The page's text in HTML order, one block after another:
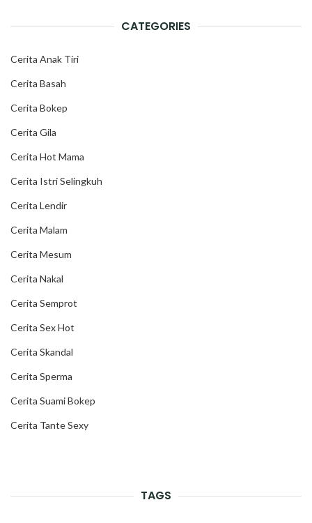
CATEGORIES
Cerita Anak Tiri
Cerita Basah
Cerita Bokep
Cerita Gila
Cerita Hot Mama
Cerita Istri Selingkuh
Cerita Lendir
Cerita Malam
Cerita Mesum
Cerita Nakal
Cerita Semprot
Cerita Sex Hot
Cerita Skandal
Cerita Sperma
Cerita Suami Bokep
Cerita Tante Sexy
TAGS